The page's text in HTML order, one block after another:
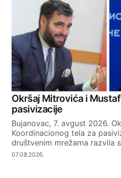
Okršaj Mitrovića i
pasivizacije
Bujanovac, 7. avgust 2026.
Koordinacionog tela za
društvenim mrežama razvila
07.08.2026.